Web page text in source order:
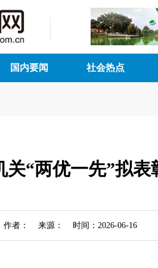
国内要闻 社会热点
关“两优一先”拟表
作者： 来源： 时间：2026-06-16